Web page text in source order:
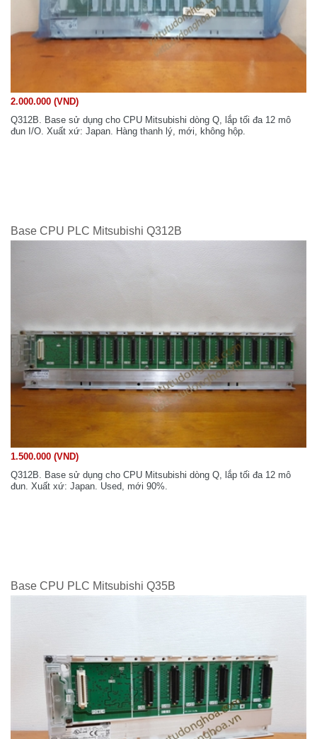
2.000.000 (VND)
Q312B. Base sử dụng cho CPU Mitsubishi dòng Q, lắp tối đa 12 mô
đun I/O. Xuất xứ: Japan. Hàng thanh lý, mới, không hộp.
Base CPU PLC Mitsubishi Q312B
1.500.000 (VND)
Q312B. Base sử dụng cho CPU Mitsubishi dòng Q, lắp tối đa 12 mô
đun. Xuất xứ: Japan. Used, mới 90%.
Base CPU PLC Mitsubishi Q35B